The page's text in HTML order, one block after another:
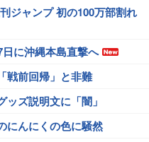
ジャンプ 初の100万部割れ
に沖縄本島直撃へ
戦前回帰」と非難
ッズ説明文に「闇」
にんにくの色に騒然